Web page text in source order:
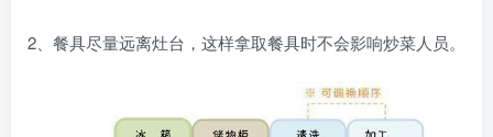
2、餐具尽量远离灶台，这样拿取餐具时不会影响炒菜人员。